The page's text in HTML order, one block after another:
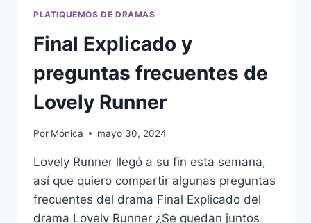
PLATIQUEMOS DE DRAMAS
Final Explicado y
preguntas frecuentes de
Lovely Runner
Por Mónica mayo 30, 2024
Lovely Runner llegó a su fin esta semana,
así que quiero compartir algunas preguntas
frecuentes del drama Final Explicado del
drama Lovely Runner ¿Se quedan juntos